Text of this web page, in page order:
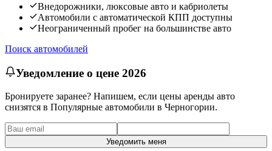
Внедорожники, люксовые авто и кабриолеты
Автомобили с автоматической КПП доступны
Неограниченный пробег на большинстве авто
Поиск автомобилей
Уведомление о цене 2026
Бронируете заранее? Напишем, если цены аренды авто
снизятся в Популярные автомобили в Черногории.
Уведомить меня